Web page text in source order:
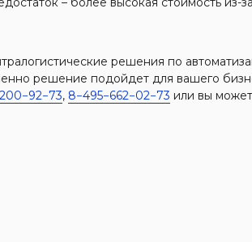
решения по
решение подойдет для вашего
, 8−495−662−02−73 или вы